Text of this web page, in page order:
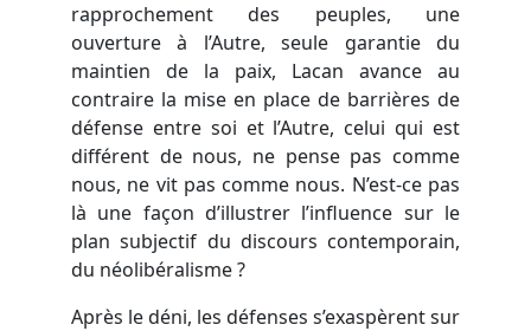
rapprochement des peuples, une
ouverture à l’Autre, seule garantie du
maintien de la paix, Lacan avance au
contraire la mise en place de barrières de
défense entre soi et l’Autre, celui qui est
différent de nous, ne pense pas comme
nous, ne vit pas comme nous. N’est-ce pas
là une façon d’illustrer l’influence sur le
plan subjectif du discours contemporain,
du néolibéralisme ?
Après le déni, les défenses s’exaspèrent sur